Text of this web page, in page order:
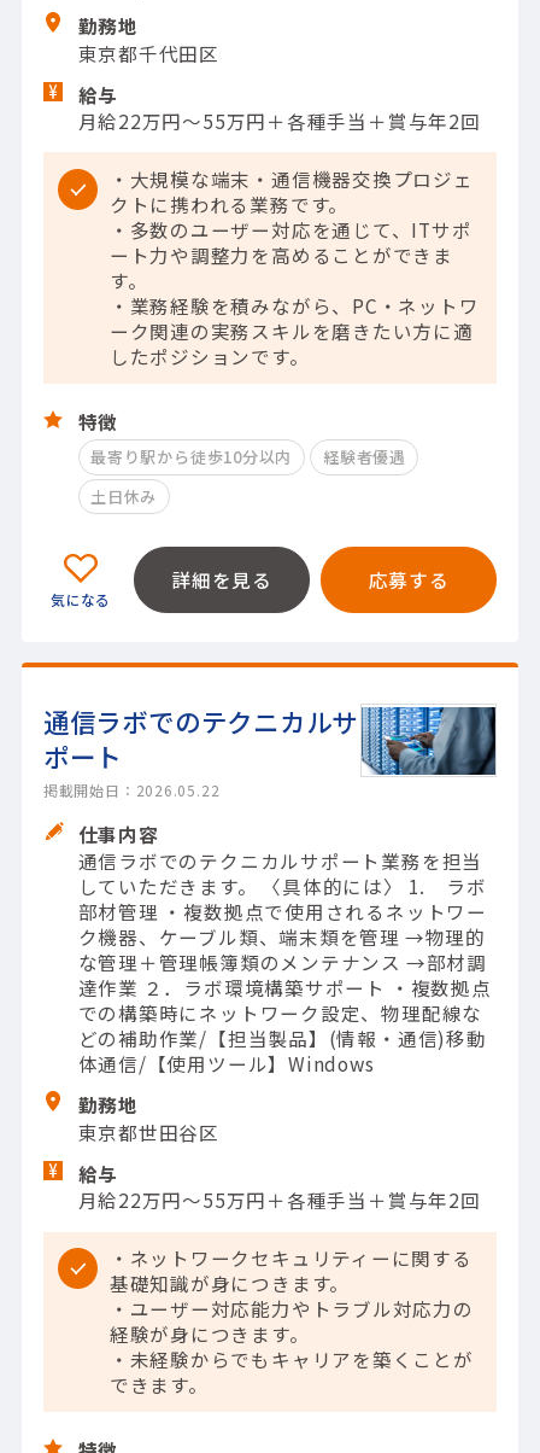
勤務地
東京都千代田区
給与
月給22万円～55万円＋各種手当＋賞与年2回
・大規模な端末・通信機器交換プロジェ
クトに携われる業務です。
・多数のユーザー対応を通じて、ITサポ
ート力や調整力を高めることができま
す。
・業務経験を積みながら、PC・ネットワ
ーク関連の実務スキルを磨きたい方に適
したポジションです。
特徴
最寄り駅から徒歩10分以内
経験者優遇
土日休み
詳細を見る 応募する
通信ラボでのテクニカルサ
ポート
掲載開始日：2026.05.22
仕事内容
通信ラボでのテクニカルサポート業務を担当
していただきます。 〈具体的には〉 1. ラボ
部材管理 ・複数拠点で使用されるネットワー
ク機器、ケーブル類、端末類を管理 →物理的
な管理＋管理帳簿類のメンテナンス →部材調
達作業 ２．ラボ環境構築サポート ・複数拠点
での構築時にネットワーク設定、物理配線な
どの補助作業/【担当製品】(情報・通信)移動
体通信/【使用ツール】Windows
勤務地
東京都世田谷区
給与
月給22万円～55万円＋各種手当＋賞与年2回
・ネットワークセキュリティーに関する
基礎知識が身につきます。
・ユーザー対応能力やトラブル対応力の
経験が身につきます。
・未経験からでもキャリアを築くことが
できます。